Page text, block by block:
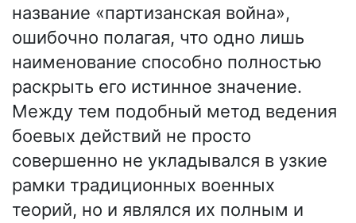
название «партизанская война»,
ошибочно полагая, что одно лишь
наименование способно полностью
раскрыть его истинное значение.
Между тем подобный метод ведения
боевых действий не просто
совершенно не укладывался в узкие
рамки традиционных военных
теорий, но и являлся их полным и